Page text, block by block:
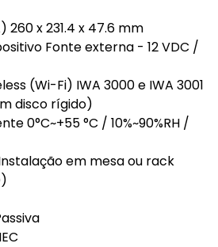
260 x 231.4 x 47.6 mm
Fonte externa - 12 VDC /
(Wi-Fi) IWA 3000 e IWA 3001
disco rígido)
0°C~+55 °C / 10%~90%RH /
em mesa ou rack